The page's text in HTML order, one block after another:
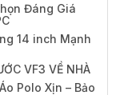
Đáng Giá
14 inch Mạnh
VF3 VỀ NHÀ
Polo Xịn – Bảo